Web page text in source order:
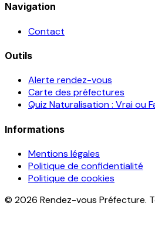
Navigation
Contact
Outils
Alerte rendez-vous
Carte des préfectures
Quiz Naturalisation : Vrai ou
Informations
Mentions légales
Politique de confidentialité
Politique de cookies
© 2026 Rendez-vous Préfecture.